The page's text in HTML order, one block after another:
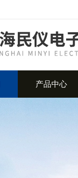
产品中心